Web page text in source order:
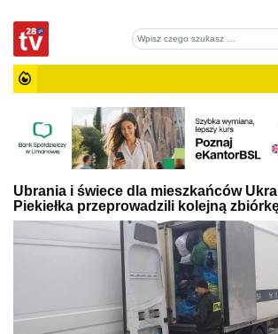
Ubrania i świece dla mieszkańców
Piekiełka przeprowadzili kolejną